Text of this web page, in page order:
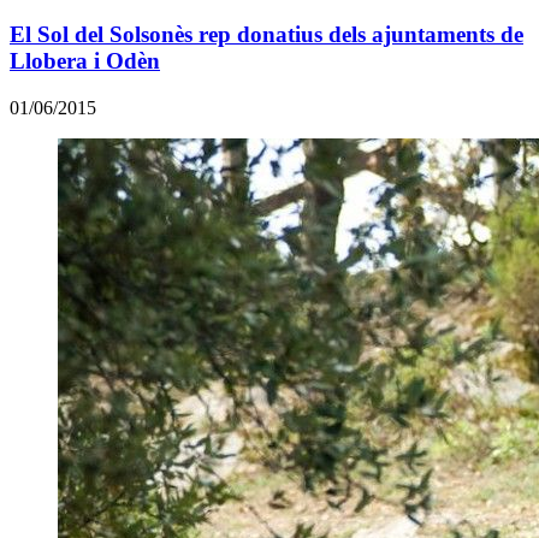
El Sol del Solsonès rep donatius dels ajuntaments de
Llobera i Odèn
01/06/2015